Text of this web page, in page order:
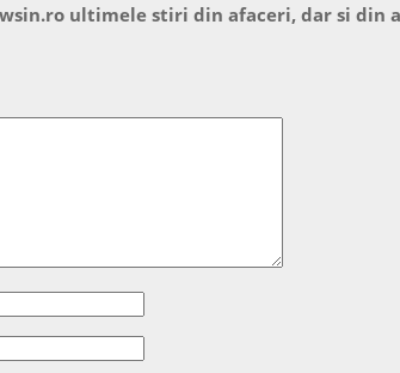
ultimele stiri din afaceri, dar si din